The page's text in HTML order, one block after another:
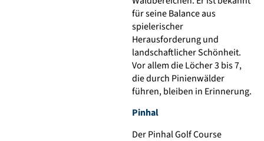
für seine Balance aus
spielerischer
Herausforderung und
landschaftlicher Schönheit.
Vor allem die Löcher 3 bis 7,
die durch Pinienwälder
führen, bleiben in Erinnerung.
Pinhal
Der Pinhal Golf Course